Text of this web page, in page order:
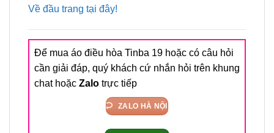
Về đầu trang tại đây!
Để mua áo điều hòa Tinba 19 hoặc có câu hỏi
cần giải đáp, quý khách cứ nhắn hỏi trên khung
chat hoặc Zalo trực tiếp
ZALO HÀ NỘI